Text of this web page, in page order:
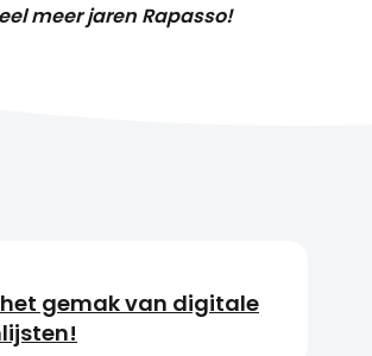
meer jaren Rapasso!
gemak van digitale